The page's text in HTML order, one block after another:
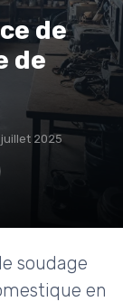
de
de
2025
soudage
en
newsletter